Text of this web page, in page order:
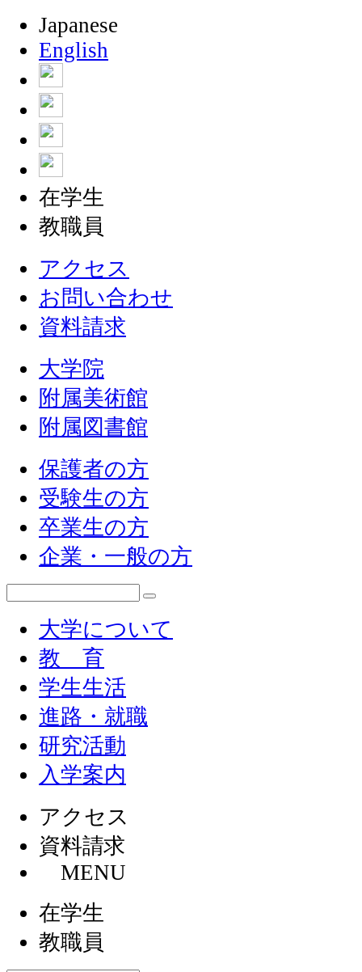
Japanese
English
在学生
教職員
アクセス
お問い合わせ
資料請求
大学院
附属美術館
附属図書館
保護者の方
受験生の方
卒業生の方
企業・一般の方
大学について
教 育
学生生活
進路・就職
研究活動
入学案内
アクセス
資料請求
MENU
在学生
教職員